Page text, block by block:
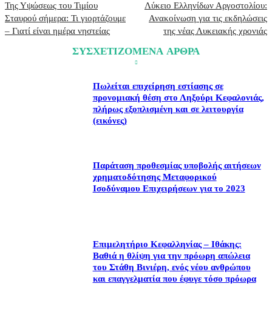
Της Υψώσεως του Τιμίου
Σταυρού σήμερα: Τι γιορτάζουμε
– Γιατί είναι ημέρα νηστείας
Λύκειο Ελληνίδων Αργοστολίου:
Ανακοίνωση για τις εκδηλώσεις
της νέας Λυκειακής χρονιάς
ΣΥΣΧΕΤΙΖΟΜΕΝΑ ΑΡΘΡΑ
Πωλείται επιχείρηση εστίασης σε
προνομιακή θέση στο Ληξούρι Κεφαλονιάς,
πλήρως εξοπλισμένη και σε λειτουργία
(εικόνες)
Παράταση προθεσμίας υποβολής αιτήσεων
χρηματοδότησης Μεταφορικού
Ισοδύναμου Επιχειρήσεων για το 2023
Επιμελητήριο Κεφαλληνίας – Ιθάκης:
Βαθιά η θλίψη για την πρόωρη απώλεια
του Στάθη Βινιέρη, ενός νέου ανθρώπου
και επαγγελματία που έφυγε τόσο πρόωρα